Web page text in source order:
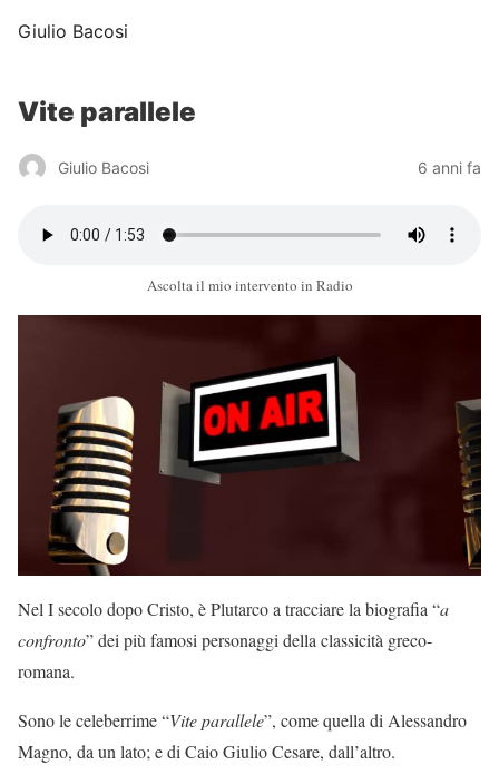
Giulio Bacosi
Vite parallele
Giulio Bacosi 6 anni fa
Ascolta il mio intervento in Radio
Nel I secolo dopo Cristo, è Plutarco a tracciare la biografia “a
confronto” dei più famosi personaggi della classicità greco-
romana.
Sono le celeberrime “Vite parallele”, come quella di Alessandro
Magno, da un lato; e di Caio Giulio Cesare, dall’altro.